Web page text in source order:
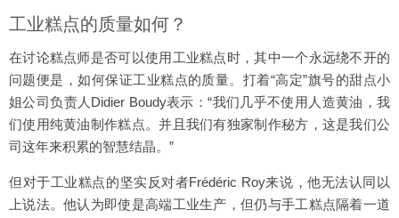
工业糕点的质量如何？
在讨论糕点师是否可以使用工业糕点时，其中一个永远绕不开的
问题便是，如何保证工业糕点的质量。打着“高定”旗号的甜点小
姐公司负责人Didier Boudy表示：“我们几乎不使用人造黄油，我
们使用纯黄油制作糕点。并且我们有独家制作秘方，这是我们公
司这年来积累的智慧结晶。”
但对于工业糕点的坚实反对者Frédéric Roy来说，他无法认同以
上说法。他认为即使是高端工业生产，但仍与手工糕点隔着一道